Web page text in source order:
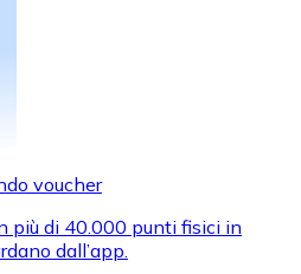
regalo
voucher
più di 40.000 punti fisici in
dall’app.